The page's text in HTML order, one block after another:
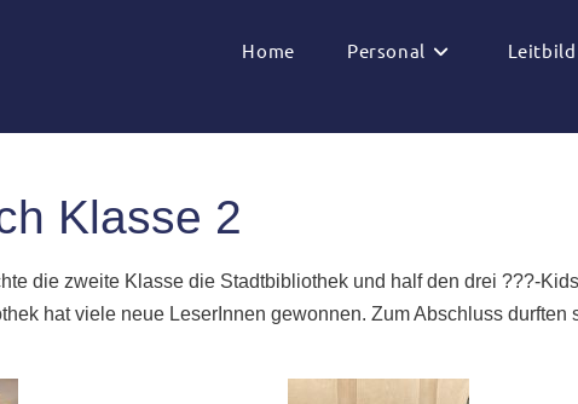
Home Personal Leitbild
Klasse 2
die zweite Klasse die Stadtbibliothek und half den drei ???-
hat viele neue LeserInnen gewonnen. Zum Abschluss